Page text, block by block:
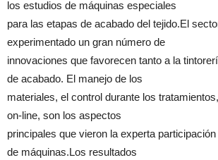
los estudios de máquinas especiales
para las etapas de acabado del tejido.El
experimentado un gran número de
innovaciones que favorecen tanto a la
de acabado. El manejo de los
materiales, el control durante los
on-line, son los aspectos
principales que vieron la experta
de máquinas.Los resultados